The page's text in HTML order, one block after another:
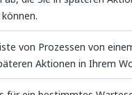
von Prozessen von
Aktionen in Ihrem